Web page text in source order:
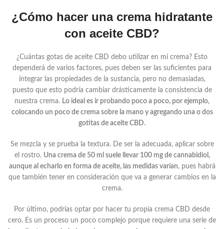
¿Cómo hacer una crema hidratante
con aceite CBD?
¿Cuántas gotas de aceite CBD debo utilizar en mi crema? Esto
dependerá de varios factores, pues deben ser las suficientes para
integrar las propiedades de la sustancia, pero no demasiadas,
puesto que esto podría cambiar drásticamente la consistencia de
nuestra crema. Lo ideal es ir probando poco a poco, por ejemplo,
colocando un poco de crema sobre la mano y agregando una o dos
gotitas de aceite CBD.
Se mezcla y se prueba la textura. De ser la adecuada, aplicar sobre
el rostro. Una crema de 50 ml suele llevar 100 mg de cannabidiol,
aunque al echarlo en forma de aceite, las medidas varían, pues habrá
que también tener en consideración que va a generar cambios en la
crema.
Por último, podrías optar por hacer tu propia crema CBD desde
cero. Es un proceso un poco complejo porque requiere una serie de